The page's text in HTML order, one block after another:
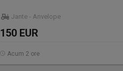
Jante - Anvelope
150 EUR
Acum 2 ore